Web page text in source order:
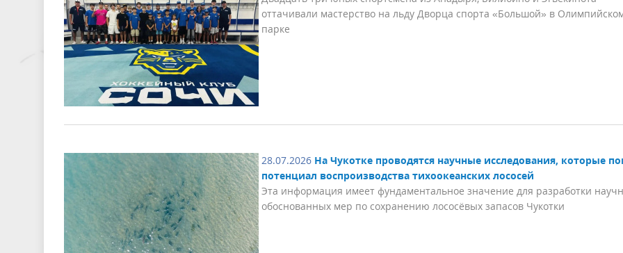
оттачивали мастерство на льду Дворца спорта «Большой» в
парке
28.07.2026 На Чукотке проводятся научные исследования, которые
потенциал воспроизводства тихоокеанских лососей
Эта информация имеет фундаментальное значение для разработки
обоснованных мер по сохранению лососёвых запасов Чукотки